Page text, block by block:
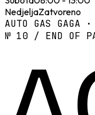
NedjeljaZatvoreno
AUTO GAS GAGA
№ 10 / END OF